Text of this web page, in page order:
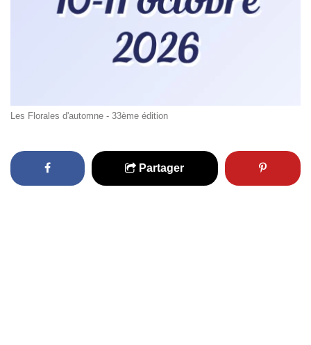
Les Florales d'automne - 33ème édition
Partager